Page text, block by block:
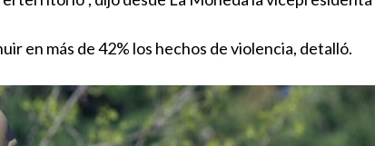
en más de 42% los hechos de violencia, detalló.